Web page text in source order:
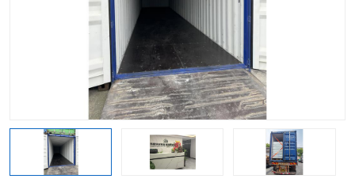
铁路出口拼箱/整柜
中俄班列莫斯科